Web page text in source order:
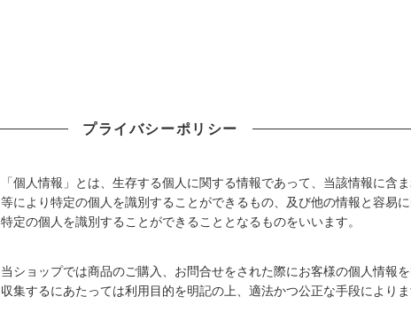
プライバシーポリシー
「個人情報」とは、生存する個人に関する情報であって、当該情報に含
等により特定の個人を識別することができるもの、及び他の情報と容易
特定の個人を識別することができることとなるものをいいます。
当ショップでは商品のご購入、お問合せをされた際にお客様の個人情報
収集するにあたっては利用目的を明記の上、適法かつ公正な手段によりま